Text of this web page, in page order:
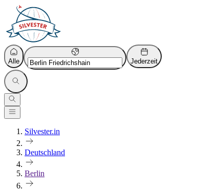
Alle Jederzeit
Silvester.in
Deutschland
Berlin